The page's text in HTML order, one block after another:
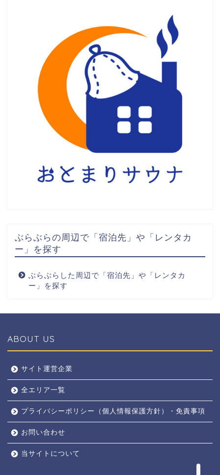
ぶらぶらの周辺で「宿泊先」や「レンタカ
ー」を探す
ぶらぶらした周辺で「宿泊先」や「レンタカ
ー」を探す
ABOUT US
サイト運営企業
全エリア一覧
プライバシーポリシー（個人情報保護方針）・免責事項
お問い合わせ
当サイトについて
奈良